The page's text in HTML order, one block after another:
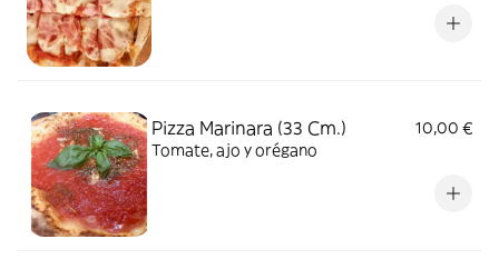
Pizza Marinara (33 Cm.)
10,00 €
Tomate, ajo y orégano